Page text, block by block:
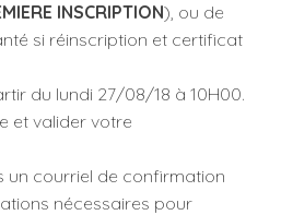
INSCRIPTION), ou de
si réinscription et certificat
du lundi 27/08/18 à 10H00.
et valider votre
un courriel de confirmation
nécessaires pour